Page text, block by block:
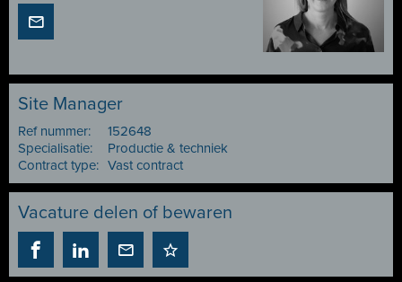
Site Manager
Ref nummer:
152648
Specialisatie:
Productie & techniek
Contract type: Vast contract
Vacature delen of bewaren